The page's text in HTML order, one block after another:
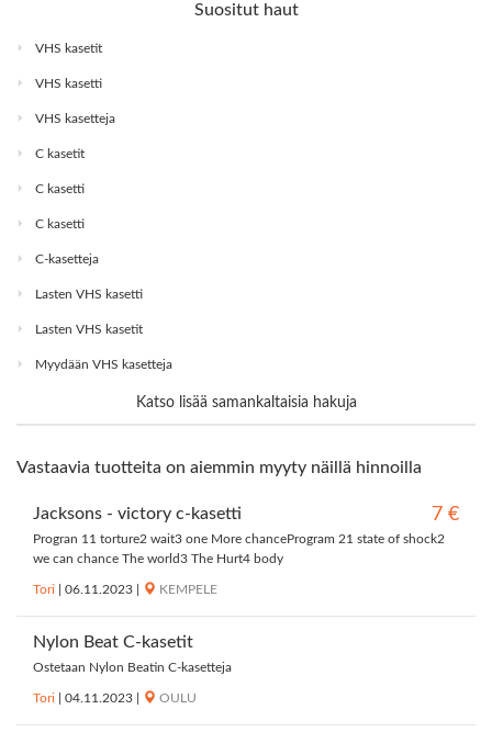
Suositut haut
VHS kasetit
VHS kasetti
VHS kasetteja
C kasetit
C kasetti
C kasetti
C-kasetteja
Lasten VHS kasetti
Lasten VHS kasetit
Myydään VHS kasetteja
Katso lisää samankaltaisia hakuja
Vastaavia tuotteita on aiemmin myyty näillä hinnoilla
Jacksons - victory c-kasetti 7 €
Progran 11 torture2 wait3 one More chanceProgram 21 state of shock2
we can chance The world3 The Hurt4 body
Tori 06.11.2023 KEMPELE
Nylon Beat C-kasetit
Ostetaan Nylon Beatin C-kasetteja
Tori 04.11.2023 OULU